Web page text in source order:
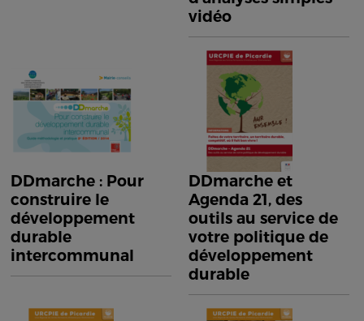
vidéo
DDmarche : Pour
construire le
développement
durable
intercommunal
DDmarche et
Agenda 21, des
outils au service de
votre politique de
développement
durable